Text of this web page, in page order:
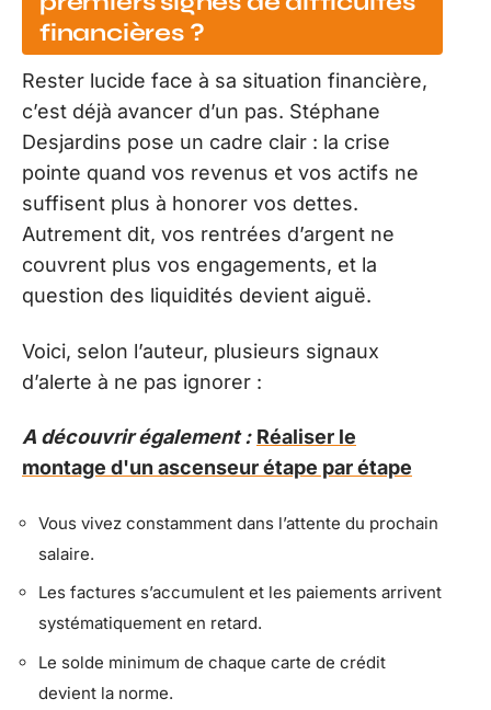
financières ?
Rester lucide face à sa situation financière,
c’est déjà avancer d’un pas. Stéphane
Desjardins pose un cadre clair : la crise
pointe quand vos revenus et vos actifs ne
suffisent plus à honorer vos dettes.
Autrement dit, vos rentrées d’argent ne
couvrent plus vos engagements, et la
question des liquidités devient aiguë.
Voici, selon l’auteur, plusieurs signaux
d’alerte à ne pas ignorer :
A découvrir également : Réaliser le
montage d'un ascenseur étape par étape
Vous vivez constamment dans l’attente du prochain
salaire.
Les factures s’accumulent et les paiements arrivent
systématiquement en retard.
Le solde minimum de chaque carte de crédit
devient la norme.